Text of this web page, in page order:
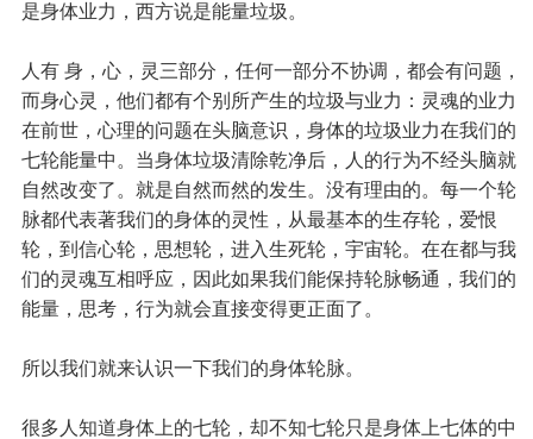
是身体业力，西方说是能量垃圾。
人有 身，心，灵三部分，任何一部分不协调，都会有问题，
而身心灵，他们都有个别所产生的垃圾与业力：灵魂的业力
在前世，心理的问题在头脑意识，身体的垃圾业力在我们的
七轮能量中。当身体垃圾清除乾净后，人的行为不经头脑就
自然改变了。就是自然而然的发生。没有理由的。每一个轮
脉都代表著我们的身体的灵性，从最基本的生存轮，爱恨
轮，到信心轮，思想轮，进入生死轮，宇宙轮。在在都与我
们的灵魂互相呼应，因此如果我们能保持轮脉畅通，我们的
能量，思考，行为就会直接变得更正面了。
所以我们就来认识一下我们的身体轮脉。
很多人知道身体上的七轮，却不知七轮只是身体上七体的中